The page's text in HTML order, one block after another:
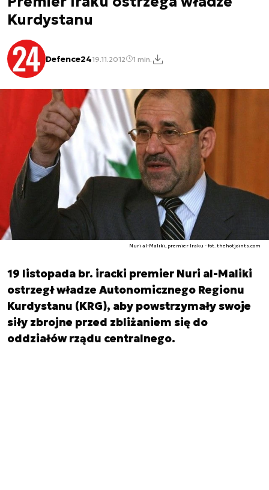
Kurdystanu
Defence2419.11.2012 1 min.
Nuri al-Maliki, premier Iraku - fot. thehotjoints.com
19 listopada br. iracki premier Nuri al-Maliki
ostrzegł władze Autonomicznego Regionu
Kurdystanu (KRG), aby powstrzymały swoje
siły zbrojne przed zbliżaniem się do
oddziałów rządu centralnego.